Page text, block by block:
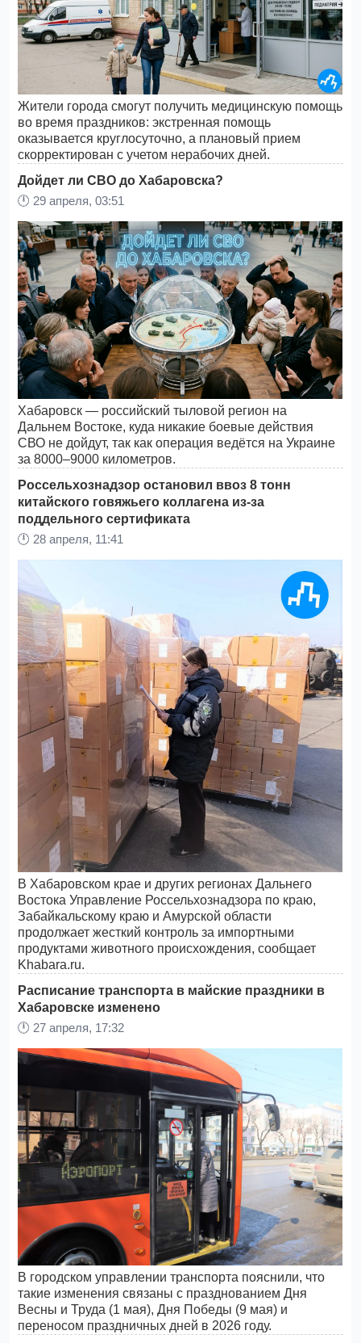
Жители города смогут получить медицинскую помощь
во время праздников: экстренная помощь
оказывается круглосуточно, а плановый прием
скорректирован с учетом нерабочих дней.
Дойдет ли СВО до Хабаровска?
🕛 29 апреля, 03:51
Хабаровск — российский тыловой регион на
Дальнем Востоке, куда никакие боевые действия
СВО не дойдут, так как операция ведётся на Украине
за 8000–9000 километров.
Россельхознадзор остановил ввоз 8 тонн
китайского говяжьего коллагена из-за
поддельного сертификата
🕛 28 апреля, 11:41
В Хабаровском крае и других регионах Дальнего
Востока Управление Россельхознадзора по краю,
Забайкальскому краю и Амурской области
продолжает жесткий контроль за импортными
продуктами животного происхождения, сообщает
Khabara.ru.
Расписание транспорта в майские праздники в
Хабаровске изменено
🕛 27 апреля, 17:32
В городском управлении транспорта пояснили, что
такие изменения связаны с празднованием Дня
Весны и Труда (1 мая), Дня Победы (9 мая) и
переносом праздничных дней в 2026 году.